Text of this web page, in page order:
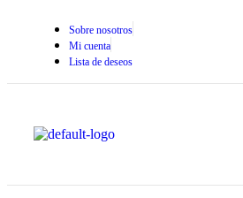
Sobre nosotros
Mi cuenta
Lista de deseos